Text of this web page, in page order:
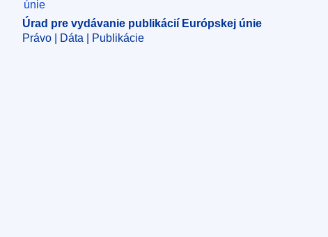
Úrad pre vydávanie publikácií Európskej únie
Právo | Dáta | Publikácie